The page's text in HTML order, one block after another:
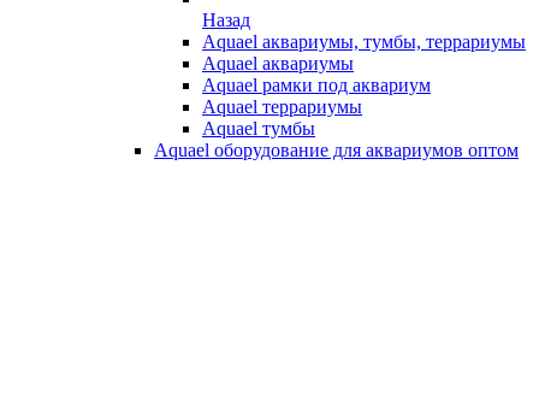
Назад
Aquael аквариумы, тумбы, террариумы
Aquael аквариумы
Aquael рамки под аквариум
Aquael террариумы
Aquael тумбы
Aquael оборудование для аквариумов оптом